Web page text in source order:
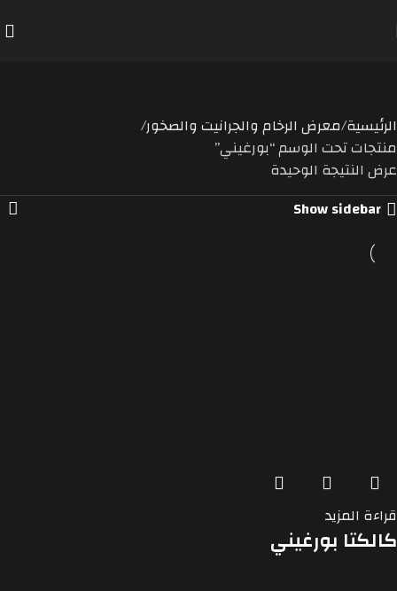
الرئيسية معرض الرخام والجرانيت والصخور
منتجات تحت الوسم “بورغيني”
عرض النتيجة الوحيدة
Show sidebar
قراءة المزيد
كالكتا بورغيني